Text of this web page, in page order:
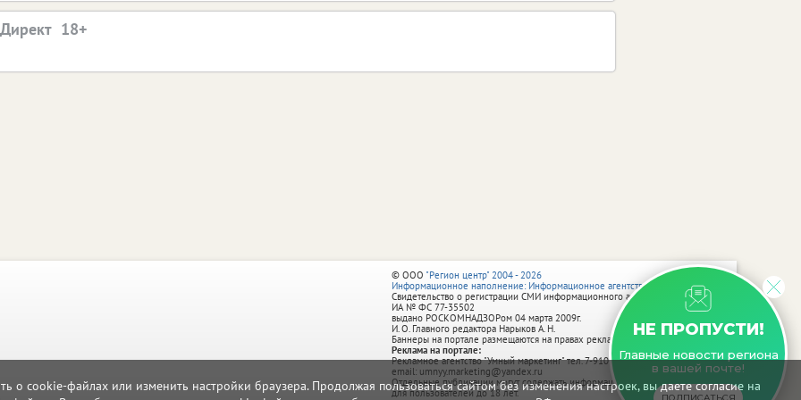
о cookie-файлах или изменить настройки браузера. Продолжая пользоваться сайтом без изменения настроек, вы даете согласие на
НЕ ПРОПУСТИ!
Главные новости региона
в вашей почте!
© ООО "Регион центр" 2004 - 2026
Информационное наполнение: Информационное агентство vRossii.ru
Свидетельство о регистрации СМИ информационного агентства vRossii.ru
ИА № ФС 77‑35502
выдано РОСКОМНАДЗОРом 04 марта 2009г.
И. О. Главного редактора Нарыков А. Н.
Баннеры на портале размещаются на правах рекламы.
Реклама на портале:
Рекламное агентство "Умный маркетинг" тел. 7-910-267-70-40,
email: umnyy.marketing@yandex.ru
Отдельные публикации могут содержать информацию, не предназначенную
для пользователей до 18 лет.